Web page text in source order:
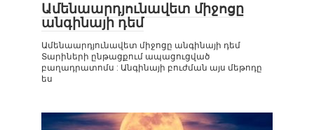
Ամենաարդյունավետ միջոցը
անգինայի դեմ
Ամենաարդյունավետ միջոցը անգինայի դեմ
Տարիների ընթացքում ապացուցված
բաղադրատոմս : Անգինայի բուժման այս մեթոդը
ես